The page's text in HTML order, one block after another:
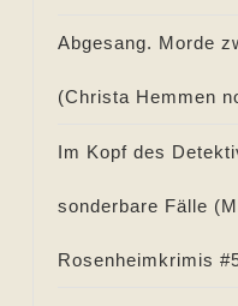
Abgesang. Morde
(Christa Hemmen
Im Kopf des
sonderbare Fälle (
Rosenheimkrimis #